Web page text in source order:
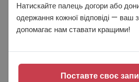
Натискайте палець догори або
одержання кожної відповіді — ваш
допомагає нам ставати кращими!
Поставте своє